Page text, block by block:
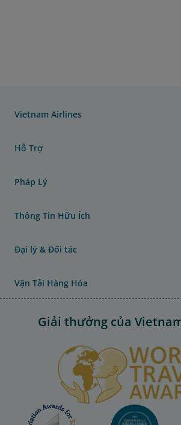
Vietnam Airlines
Hỗ Trợ
Pháp Lý
Thông Tin Hữu Ích
Đại lý & Đối tác
Vận Tải Hàng Hóa
Giải thưởng của